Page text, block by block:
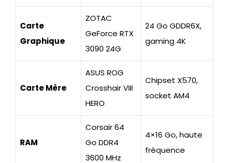
Carte
Graphique
ZOTAC
GeForce RTX
3090 24G
24 Go GDDR6X,
gaming 4K
Carte Mère
ASUS ROG
Crosshair VIII
HERO
Chipset X570,
socket AM4
RAM
Corsair 64
Go DDR4
3600 MHz
4×16 Go, haute
fréquence